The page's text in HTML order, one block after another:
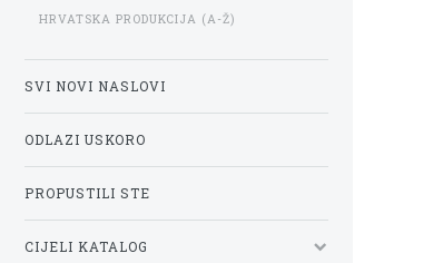
HRVATSKA PRODUKCIJA (A-Ž)
SVI NOVI NASLOVI
ODLAZI USKORO
PROPUSTILI STE
CIJELI KATALOG